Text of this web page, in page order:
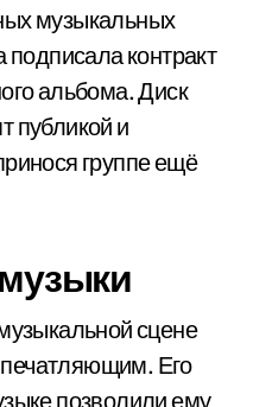
музыкальных
подписала контракт
альбома. Диск
публикой и
группе ещё
сцене
Его
позволили ему